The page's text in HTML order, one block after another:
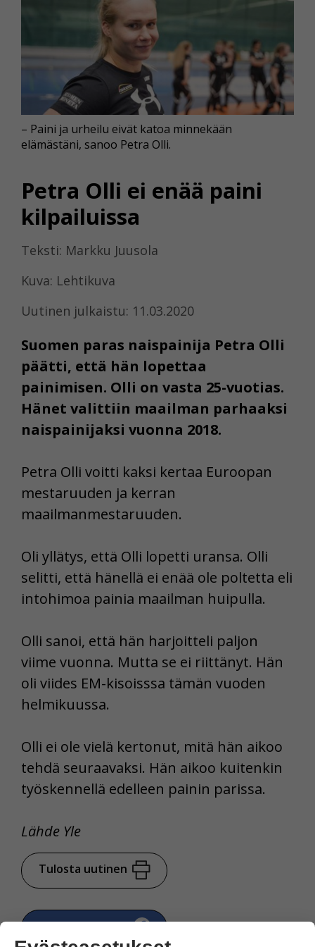
Petra Olli ei enää paini
kilpailuissa
Teksti: Markku Juusola
Kuva: Lehtikuva
Uutinen julkaistu: 11.03.2020
Suomen paras naispainija Petra Olli
päätti, että hän lopettaa
painimisen. Olli on vasta 25-vuotias.
Hänet valittiin maailman parhaaksi
naispainijaksi vuonna 2018.
– Paini ja urheilu eivät katoa minnekään
elämästäni, sanoo Petra Olli.
Petra Olli voitti kaksi kertaa Euroopan
mestaruuden ja kerran
maailmanmestaruuden.
Oli yllätys, että Olli lopetti uransa. Olli
selitti, että hänellä ei enää ole poltetta eli
intohimoa painia maailman huipulla.
Olli sanoi, että hän harjoitteli paljon
viime vuonna. Mutta se ei riittänyt. Hän
oli viides EM-kisoisssa tämän vuoden
helmikuussa.
Olli ei ole vielä kertonut, mitä hän aikoo
tehdä seuraavaksi. Hän aikoo kuitenkin
työskennellä edelleen painin parissa.
Lähde Yle
Tulosta uutinen
Jaa Facebookissa